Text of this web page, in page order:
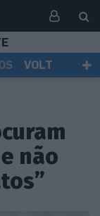
VOLT
não